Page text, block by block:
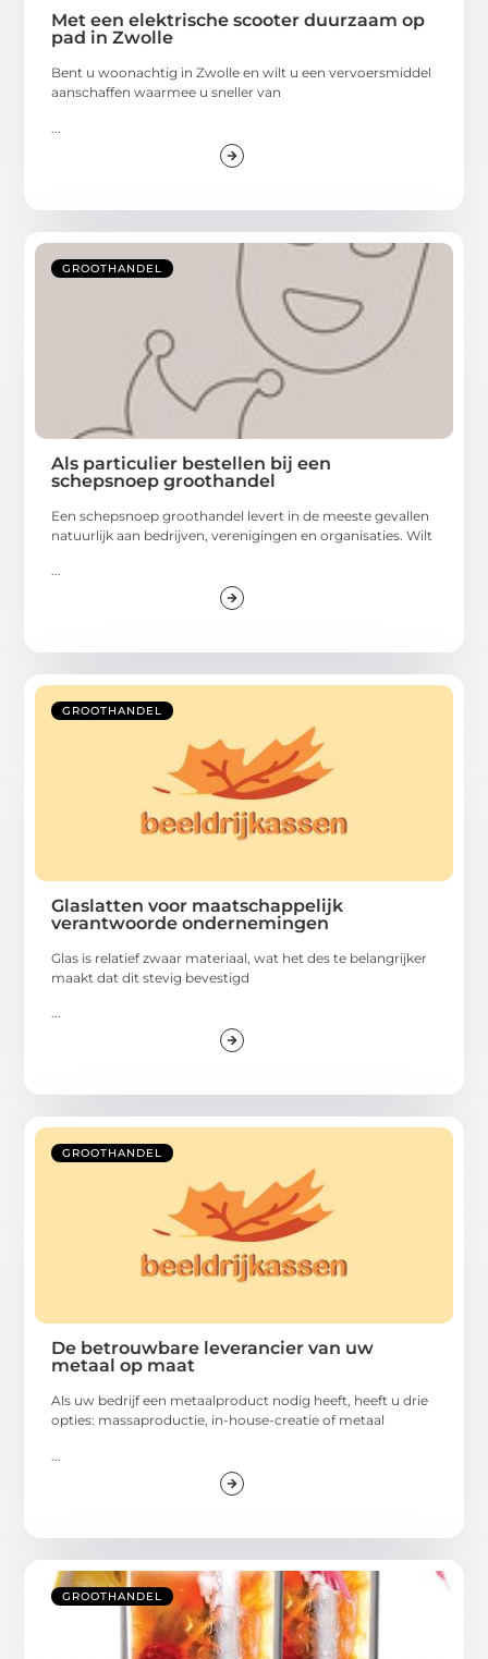
Met een elektrische scooter duurzaam op
pad in Zwolle
Bent u woonachtig in Zwolle en wilt u een vervoersmiddel
aanschaffen waarmee u sneller van
GROOTHANDEL
Als particulier bestellen bij een
schepsnoep groothandel
Een schepsnoep groothandel levert in de meeste gevallen
natuurlijk aan bedrijven, verenigingen en organisaties. Wilt
GROOTHANDEL
Glaslatten voor maatschappelijk
verantwoorde ondernemingen
Glas is relatief zwaar materiaal, wat het des te belangrijker
maakt dat dit stevig bevestigd
...
GROOTHANDEL
De betrouwbare leverancier van uw
metaal op maat
Als uw bedrijf een metaalproduct nodig heeft, heeft u drie
opties: massaproductie, in-house-creatie of metaal
GROOTHANDEL